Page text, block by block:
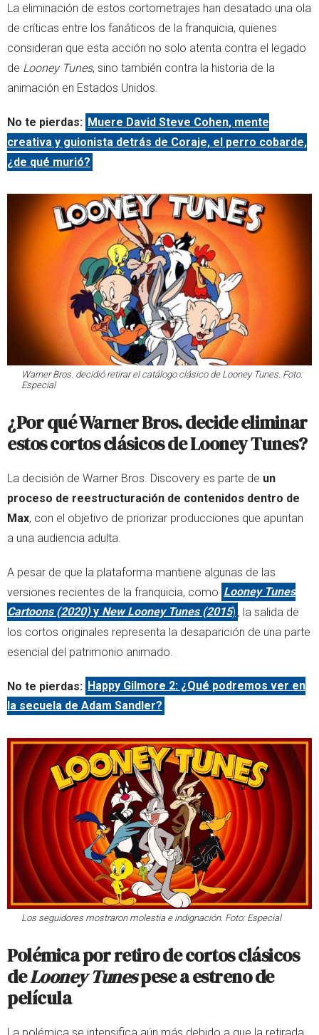
La eliminación de estos cortometrajes han desatado una ola
de críticas entre los fanáticos de la franquicia, quienes
consideran que esta acción no solo atenta contra el legado
de Looney Tunes, sino también contra la historia de la
animación en Estados Unidos.
No te pierdas: Muere David Steve Cohen, mente
creativa y guionista detrás de Coraje, el perro cobarde,
¿de qué murió?
Warner Bros. decidió retirar el catálogo clásico de Looney Tunes. Foto:
Especial
¿Por qué Warner Bros. decide eliminar
estos cortos clásicos de Looney Tunes?
La decisión de Warner Bros. Discovery es parte de un
proceso de reestructuración de contenidos dentro de
Max, con el objetivo de priorizar producciones que apuntan
a una audiencia adulta.
A pesar de que la plataforma mantiene algunas de las
versiones recientes de la franquicia, como Looney Tunes
Cartoons (2020)y New Looney Tunes (2015) , la salida de
los cortos originales representa la desaparición de una parte
esencial del patrimonio animado.
No te pierdas: Happy Gilmore 2: ¿Qué podremos ver en
la secuela de Adam Sandler?
Los seguidores mostraron molestia e indignación. Foto: Especial
Polémica por retiro de cortos clásicos
deLooney Tunespese a estreno de
película